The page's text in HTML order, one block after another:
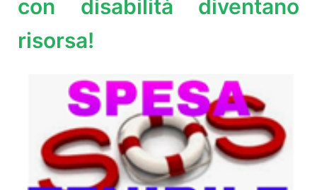
con disabilità diventano
risorsa!